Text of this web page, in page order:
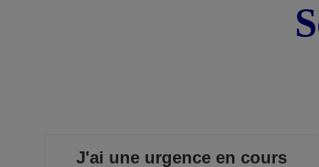
J'ai une urgence en cours